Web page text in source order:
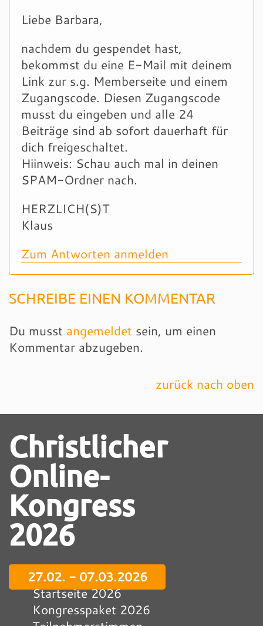
Liebe Barbara,
nachdem du gespendet hast,
bekommst du eine E-Mail mit deinem
Link zur s.g. Memberseite und einem
Zugangscode. Diesen Zugangscode
musst du eingeben und alle 24
Beiträge sind ab sofort dauerhaft für
dich freigeschaltet.
Hiinweis: Schau auch mal in deinen
SPAM-Ordner nach.
HERZLICH(S)T
Klaus
Zum Antworten anmelden
SCHREIBE EINEN KOMMENTAR
Du musst angemeldet sein, um einen
Kommentar abzugeben.
zurück nach oben
Christlicher
Online-
Kongress
2026
27.02. - 07.03.2026
Startseite 2026
Kongresspaket 2026